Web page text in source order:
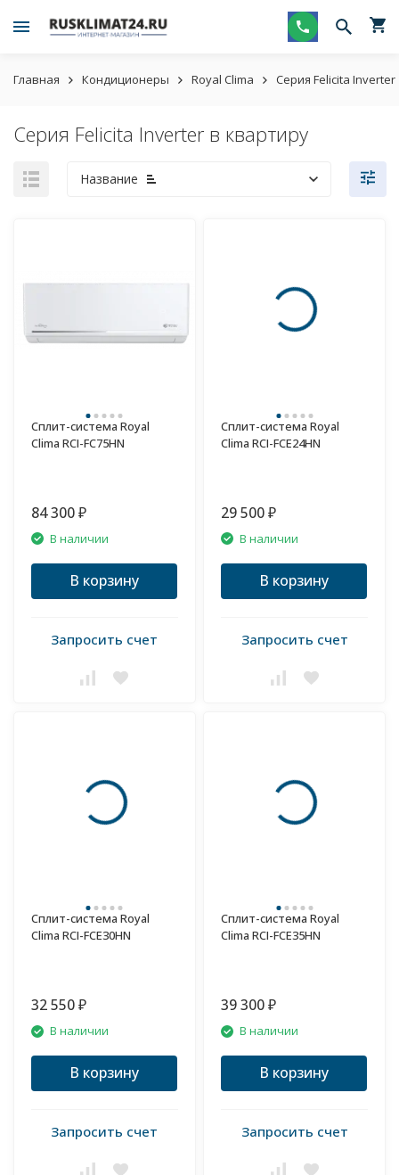
Главная Кондиционеры Royal Clima Серия Felicita Inverter
Серия Felicita Inverter в квартиру
Название
Сплит-система Royal
Clima RCI-FC75HN
84 300 ₽
В наличии
В корзину
Запросить счет
Сплит-система Royal
Clima RCI-FCE24HN
29 500 ₽
В наличии
В корзину
Запросить счет
Сплит-система Royal
Clima RCI-FCE30HN
32 550 ₽
В наличии
В корзину
Запросить счет
Сплит-система Royal
Clima RCI-FCE35HN
39 300 ₽
В наличии
В корзину
Запросить счет